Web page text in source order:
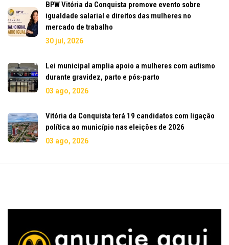
BPW Vitória da Conquista promove evento sobre
igualdade salarial e direitos das mulheres no
mercado de trabalho
30 jul, 2026
Lei municipal amplia apoio a mulheres com autismo
durante gravidez, parto e pós-parto
03 ago, 2026
Vitória da Conquista terá 19 candidatos com ligação
política ao município nas eleições de 2026
03 ago, 2026